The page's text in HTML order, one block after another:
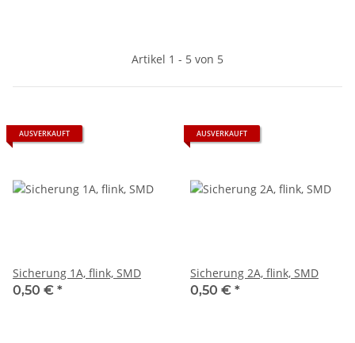
Artikel 1 - 5 von 5
AUSVERKAUFT
Sicherung 1A, flink, SMD
0,50 € *
AUSVERKAUFT
Sicherung 2A, flink, SMD
0,50 € *